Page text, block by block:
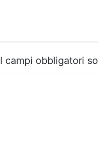
I campi obbligatori